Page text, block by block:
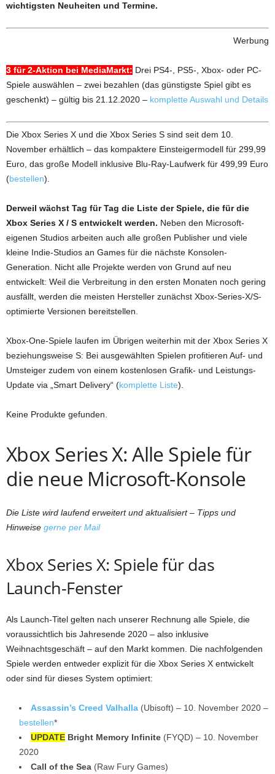
wichtigsten Neuheiten und Termine.
Werbung
3 für 2-Aktion bei MediaMarkt: Drei PS4-, PS5-, Xbox- oder PC-
Spiele auswählen – zwei bezahlen (das günstigste Spiel gibt es
geschenkt) – gültig bis 21.12.2020 – komplette Auswahl und Details
Die Xbox Series X und die Xbox Series S sind seit dem 10.
November erhältlich – das kompaktere Einsteigermodell für 299,99
Euro, das große Modell inklusive Blu-Ray-Laufwerk für 499,99 Euro
(bestellen).
Derweil wächst Tag für Tag die Liste der Spiele, die für die
Xbox Series X / S entwickelt werden. Neben den Microsoft-
eigenen Studios arbeiten auch alle großen Publisher und viele
kleine Indie-Studios an Games für die nächste Konsolen-
Generation. Nicht alle Projekte werden von Grund auf neu
entwickelt: Weil die Verbreitung in den ersten Monaten noch gering
ausfällt, werden die meisten Hersteller zunächst Xbox-Series-X/S-
optimierte Versionen bereitstellen.
Xbox-One-Spiele laufen im Übrigen weiterhin mit der Xbox Series X
beziehungsweise S: Bei ausgewählten Spielen profitieren Auf- und
Umsteiger zudem von einem kostenlosen Grafik- und Leistungs-
Update via „Smart Delivery“ (komplette Liste).
Keine Produkte gefunden.
Xbox Series X: Alle Spiele für
die neue Microsoft-Konsole
Die Liste wird laufend erweitert und aktualisiert – Tipps und
Hinweise gerne per Mail
Xbox Series X: Spiele für das
Launch-Fenster
Als Launch-Titel gelten nach unserer Rechnung alle Spiele, die
voraussichtlich bis Jahresende 2020 – also inklusive
Weihnachtsgeschäft – auf den Markt kommen. Die nachfolgenden
Spiele werden entweder explizit für die Xbox Series X entwickelt
oder sind für dieses System optimiert:
Assassin’s Creed Valhalla (Ubisoft) – 10. November 2020 –
bestellen*
UPDATE Bright Memory Infinite (FYQD) – 10. November
2020
Call of the Sea (Raw Fury Games)